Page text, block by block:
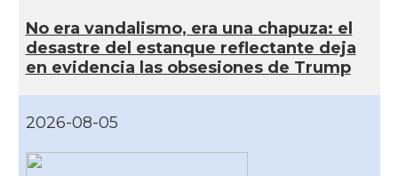
No era vandalismo, era una chapuza: el
desastre del estanque reflectante deja
en evidencia las obsesiones de Trump
2026-08-05